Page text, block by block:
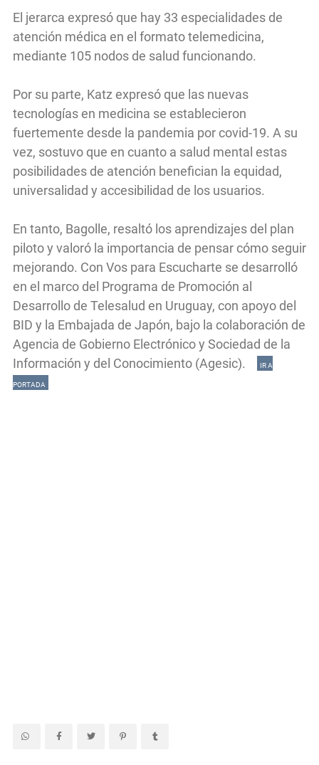
El jerarca expresó que hay 33 especialidades de
atención médica en el formato telemedicina,
mediante 105 nodos de salud funcionando.
Por su parte, Katz expresó que las nuevas
tecnologías en medicina se establecieron
fuertemente desde la pandemia por covid-19. A su
vez, sostuvo que en cuanto a salud mental estas
posibilidades de atención benefician la equidad,
universalidad y accesibilidad de los usuarios.
En tanto, Bagolle, resaltó los aprendizajes del plan
piloto y valoró la importancia de pensar cómo seguir
mejorando. Con Vos para Escucharte se desarrolló
en el marco del Programa de Promoción al
Desarrollo de Telesalud en Uruguay, con apoyo del
BID y la Embajada de Japón, bajo la colaboración de
Agencia de Gobierno Electrónico y Sociedad de la
Información y del Conocimiento (Agesic).
IR A
PORTADA